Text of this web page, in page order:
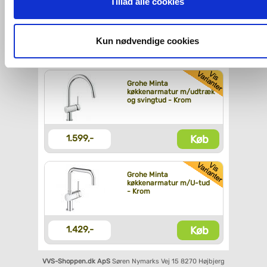
og fra nedenfor. Til enhver tid er det ligeledes muligt, at
dit samtykke, hvis du måtte ønske det.
Du kan se mere om, hvordan vi behandler dine
personoplysninger, ved at klikkeher.
Kun nødvendige cookies
Køb
Grohe Minta
køkkenarmatur m/udtræk
og svingtud - Krom
1.599,- Køb
Grohe Minta
køkkenarmatur m/U-tud
- Krom
1.429,- Køb
VVS-Shoppen.dk ApS Søren Nymarks Vej 15 8270 Højbjerg